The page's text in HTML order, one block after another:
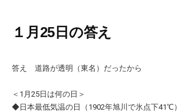
１月25日の答え
答え 道路が透明（東名）だったから
＜1月25日は何の日＞
◆日本最低気温の日（1902年旭川で氷点下41℃）